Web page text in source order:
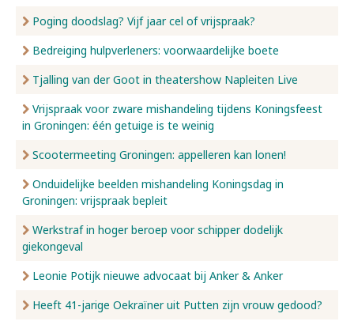
Poging doodslag? Vijf jaar cel of vrijspraak?
Bedreiging hulpverleners: voorwaardelijke boete
Tjalling van der Goot in theatershow Napleiten Live
Vrijspraak voor zware mishandeling tijdens Koningsfeest
in Groningen: één getuige is te weinig
Scootermeeting Groningen: appelleren kan lonen!
Onduidelijke beelden mishandeling Koningsdag in
Groningen: vrijspraak bepleit
Werkstraf in hoger beroep voor schipper dodelijk
giekongeval
Leonie Potijk nieuwe advocaat bij Anker & Anker
Heeft 41-jarige Oekraïner uit Putten zijn vrouw gedood?